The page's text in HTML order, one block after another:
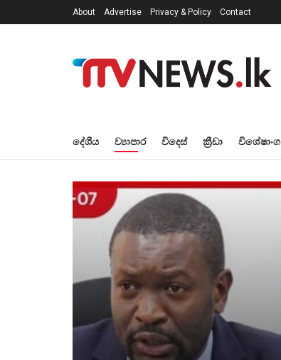
About Advertise Privacy & Policy Contact
දේශීය ව්‍යාපාර විදෙස් ක්‍රීඩා විශේෂාංග